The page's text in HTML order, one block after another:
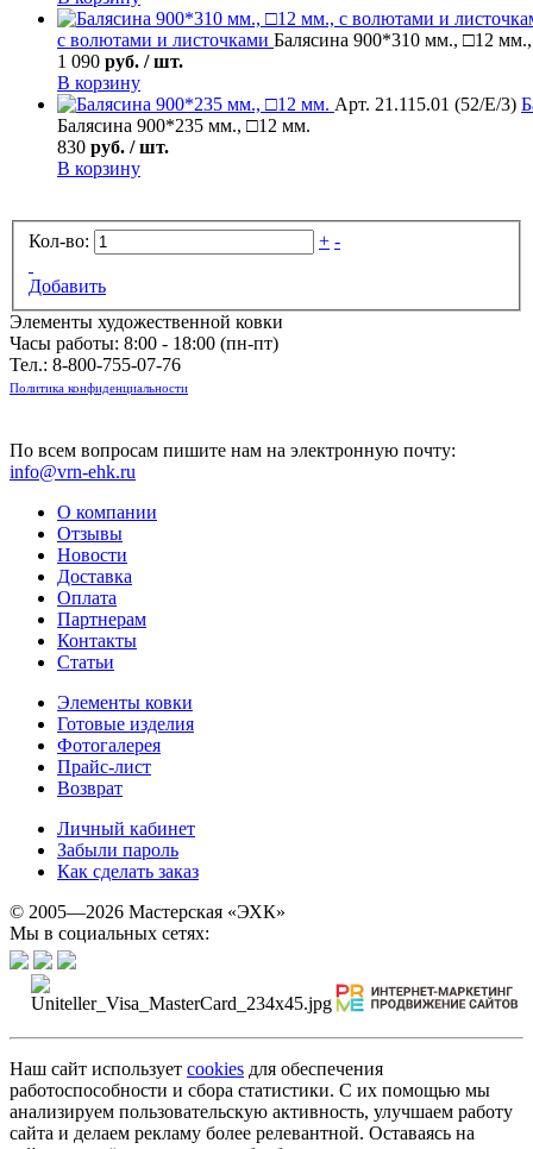
с волютами и листочками Балясина 900*310 мм., □12
1 090 руб. / шт.
В корзину
Арт. 21.115.01 (52/Е/3)
Балясина 900*235 мм., □12 мм.
830 руб. / шт.
В корзину
Кол-во: + -
Добавить
Элементы художественной ковки
Часы работы: 8:00 - 18:00 (пн-пт)
Тел.: 8-800-755-07-76
Политика конфиденциальности
По всем вопросам пишите нам на электронную почту:
info@vrn-ehk.ru
О компании
Отзывы
Новости
Доставка
Оплата
Партнерам
Контакты
Статьи
Элементы ковки
Готовые изделия
Фотогалерея
Прайс-лист
Возврат
Личный кабинет
Забыли пароль
Как сделать заказ
© 2005—2026 Мастерская «ЭХК»
Мы в социальных сетях:
Наш сайт использует cookies для обеспечения
работоспособности и сбора статистики. С их помощью мы
анализируем пользовательскую активность, улучшаем работу
сайта и делаем рекламу более релевантной. Оставаясь на